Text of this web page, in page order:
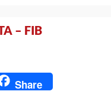
– FIB
Share